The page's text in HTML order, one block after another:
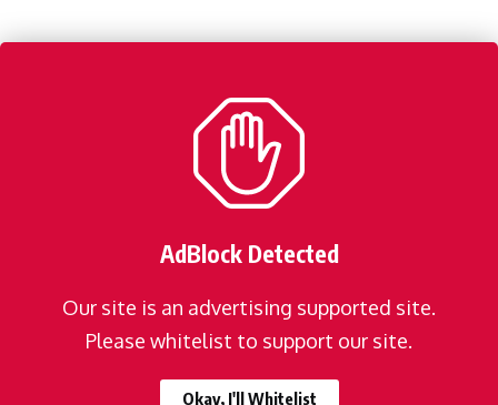
AdBlock Detected
Our site is an advertising supported site.
Please whitelist to support our site.
Okay, I'll Whitelist